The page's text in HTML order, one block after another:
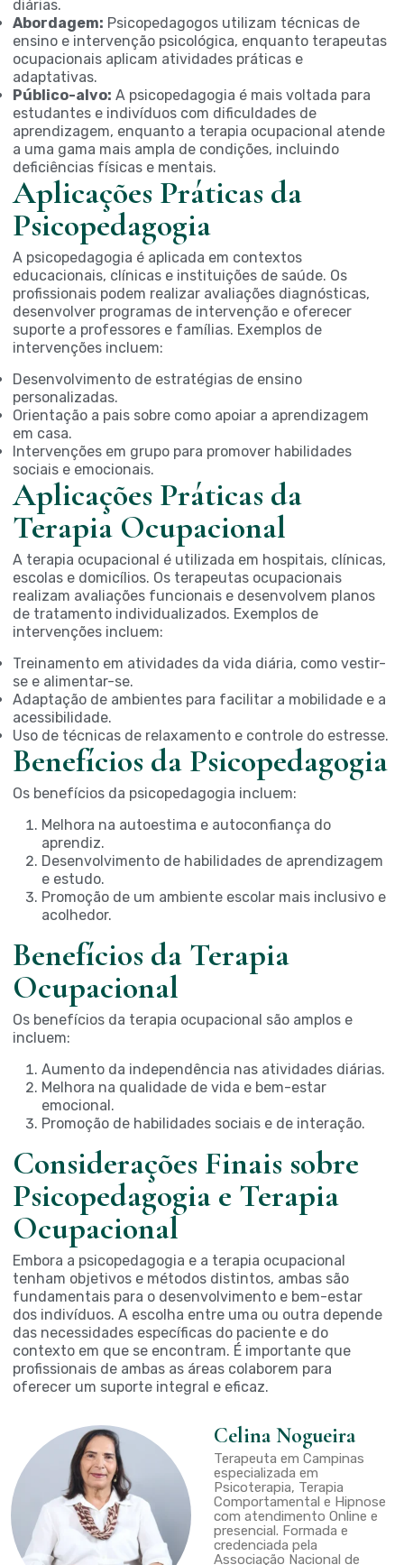
diárias.
Abordagem: Psicopedagogos utilizam técnicas de
ensino e intervenção psicológica, enquanto terapeutas
ocupacionais aplicam atividades práticas e
adaptativas.
Público-alvo: A psicopedagogia é mais voltada para
estudantes e indivíduos com dificuldades de
aprendizagem, enquanto a terapia ocupacional atende
a uma gama mais ampla de condições, incluindo
deficiências físicas e mentais.
Aplicações Práticas da
Psicopedagogia
A psicopedagogia é aplicada em contextos
educacionais, clínicas e instituições de saúde. Os
profissionais podem realizar avaliações diagnósticas,
desenvolver programas de intervenção e oferecer
suporte a professores e famílias. Exemplos de
intervenções incluem:
Desenvolvimento de estratégias de ensino
personalizadas.
Orientação a pais sobre como apoiar a aprendizagem
em casa.
Intervenções em grupo para promover habilidades
sociais e emocionais.
Aplicações Práticas da
Terapia Ocupacional
A terapia ocupacional é utilizada em hospitais, clínicas,
escolas e domicílios. Os terapeutas ocupacionais
realizam avaliações funcionais e desenvolvem planos
de tratamento individualizados. Exemplos de
intervenções incluem:
Treinamento em atividades da vida diária, como vestir-
se e alimentar-se.
Adaptação de ambientes para facilitar a mobilidade e a
acessibilidade.
Uso de técnicas de relaxamento e controle do estresse.
Benefícios da Psicopedagogia
Os benefícios da psicopedagogia incluem:
Melhora na autoestima e autoconfiança do
aprendiz.
Desenvolvimento de habilidades de aprendizagem
e estudo.
Promoção de um ambiente escolar mais inclusivo e
acolhedor.
Benefícios da Terapia
Ocupacional
Os benefícios da terapia ocupacional são amplos e
incluem:
Aumento da independência nas atividades diárias.
Melhora na qualidade de vida e bem-estar
emocional.
Promoção de habilidades sociais e de interação.
Considerações Finais sobre
Psicopedagogia e Terapia
Ocupacional
Embora a psicopedagogia e a terapia ocupacional
tenham objetivos e métodos distintos, ambas são
fundamentais para o desenvolvimento e bem-estar
dos indivíduos. A escolha entre uma ou outra depende
das necessidades específicas do paciente e do
contexto em que se encontram. É importante que
profissionais de ambas as áreas colaborem para
oferecer um suporte integral e eficaz.
Celina Nogueira
Terapeuta em Campinas
especializada em
Psicoterapia, Terapia
Comportamental e Hipnose
com atendimento Online e
presencial. Formada e
credenciada pela
Associação Nacional de